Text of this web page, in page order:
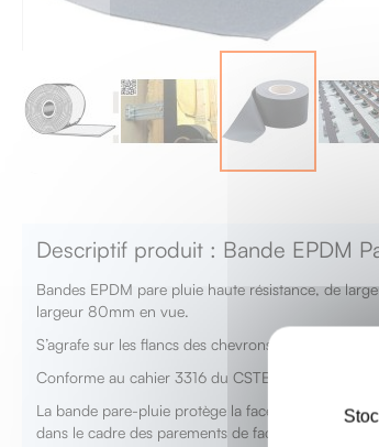
beginning
the
images
gallery
Descriptif produit : Bande EPDM
Bandes EPDM pare pluie haute résistance, de
largeur 80mm en vue.
S’agrafe sur les flancs des chevrons
Conforme au cahier 3316 du CSTB
La bande pare-pluie protège la face avant des
dans le cadre des parements de façade à joint